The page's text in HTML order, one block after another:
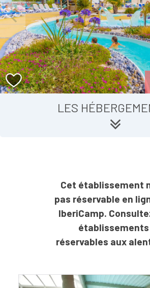
LES
Cet établissement
pas réservable en
IberiCamp.
établissements
réservables aux